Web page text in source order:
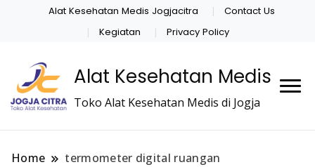
Alat Kesehatan Medis Jogjacitra
Contact Us
Kegiatan
Privacy Policy
Alat Kesehatan Medis
Toko Alat Kesehatan Medis di Jogja
Home termometer digital ruangan